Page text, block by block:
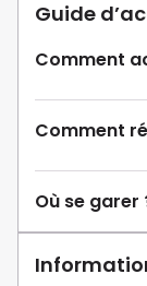
Guide
Comment
Comment
Où se garer